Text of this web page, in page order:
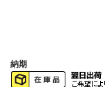
納期